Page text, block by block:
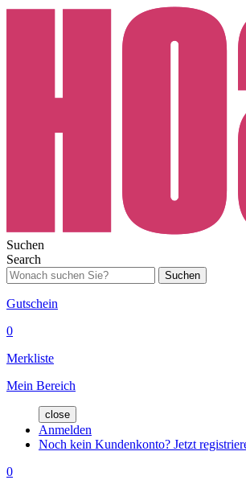
Suchen
Search
Suchen
Gutschein
0
Merkliste
Mein Bereich
close
Anmelden
Noch kein Kundenkonto? Jetzt
0